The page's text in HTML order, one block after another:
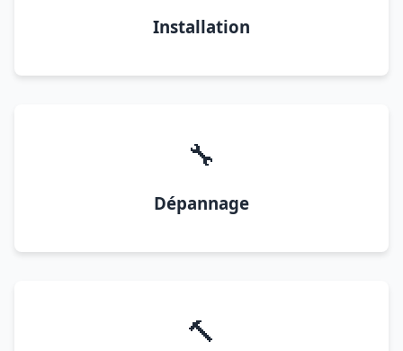
Installation
🔧
Dépannage
🔨